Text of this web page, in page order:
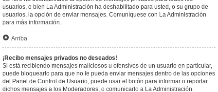
usuarios, o bien La Administración ha deshabilitado para usted, o su grupo de
usuarios, la opción de enviar mensajes. Comuníquese con La Administración
para más información.
Arriba
¡Recibo mensajes privados no deseados!
Si está recibiendo mensajes maliciosos u ofensivos de un usuario en particular,
puede bloquearlo para que no le pueda enviar mensajes dentro de las opciones
del Panel de Control de Usuario, puede usar el botón para informar o reportar
dichos mensajes a los Moderadores, o comunicarlo a La Administración.